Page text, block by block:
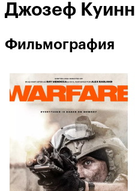
Джозеф Куинн
Фильмография